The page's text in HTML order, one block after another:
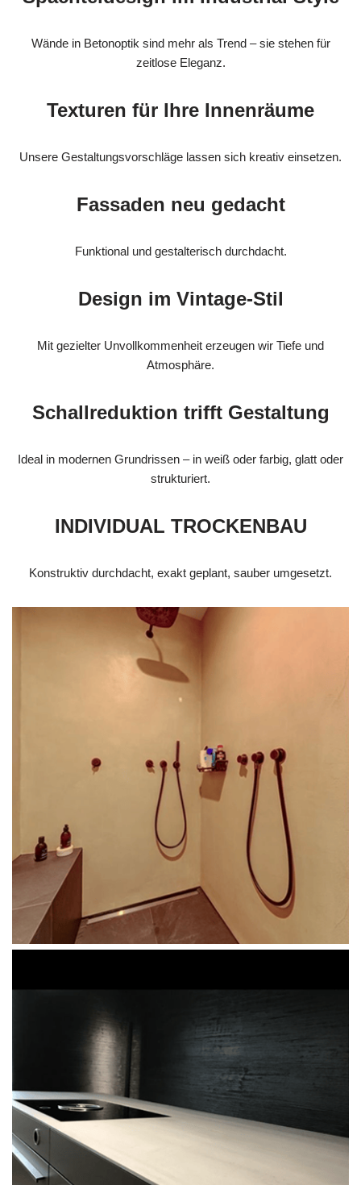
Wände in Betonoptik sind mehr als Trend – sie stehen für
zeitlose Eleganz.
Texturen für Ihre Innenräume
Unsere Gestaltungsvorschläge lassen sich kreativ einsetzen.
Fassaden neu gedacht
Funktional und gestalterisch durchdacht.
Design im Vintage-Stil
Mit gezielter Unvollkommenheit erzeugen wir Tiefe und
Atmosphäre.
Schallreduktion trifft Gestaltung
Ideal in modernen Grundrissen – in weiß oder farbig, glatt oder
strukturiert.
INDIVIDUAL TROCKENBAU
Konstruktiv durchdacht, exakt geplant, sauber umgesetzt.